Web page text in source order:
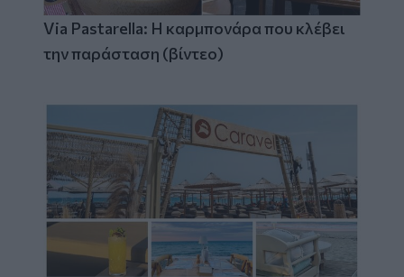
Via Pastarella: Η καρμπονάρα που κλέβει
την παράσταση (βίντεο)